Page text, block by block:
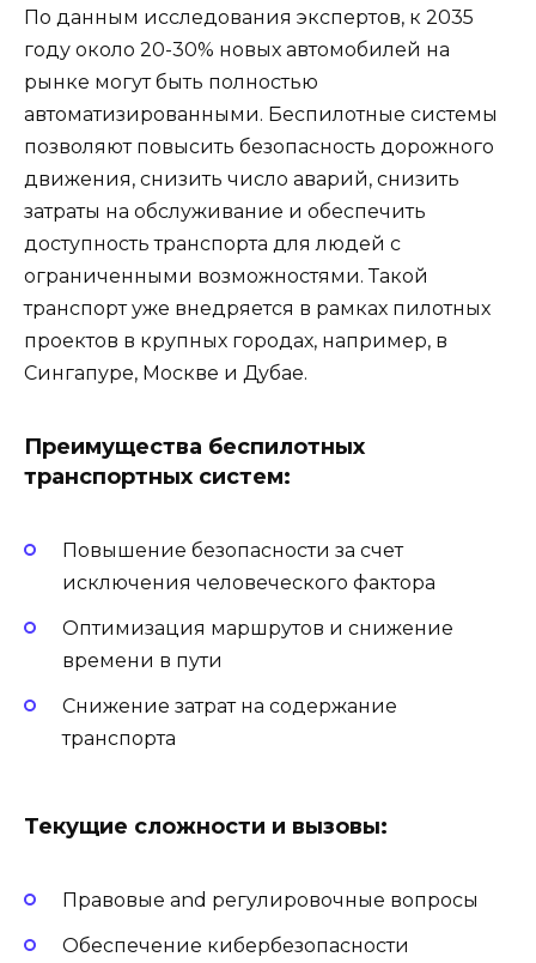
По данным исследования экспертов, к 2035
году около 20-30% новых автомобилей на
рынке могут быть полностью
автоматизированными. Беспилотные системы
позволяют повысить безопасность дорожного
движения, снизить число аварий, снизить
затраты на обслуживание и обеспечить
доступность транспорта для людей с
ограниченными возможностями. Такой
транспорт уже внедряется в рамках пилотных
проектов в крупных городах, например, в
Сингапуре, Москве и Дубае.
Преимущества беспилотных
транспортных систем:
Повышение безопасности за счет
исключения человеческого фактора
Оптимизация маршрутов и снижение
времени в пути
Снижение затрат на содержание
транспорта
Текущие сложности и вызовы:
Правовые and регулировочные вопросы
Обеспечение кибербезопасности